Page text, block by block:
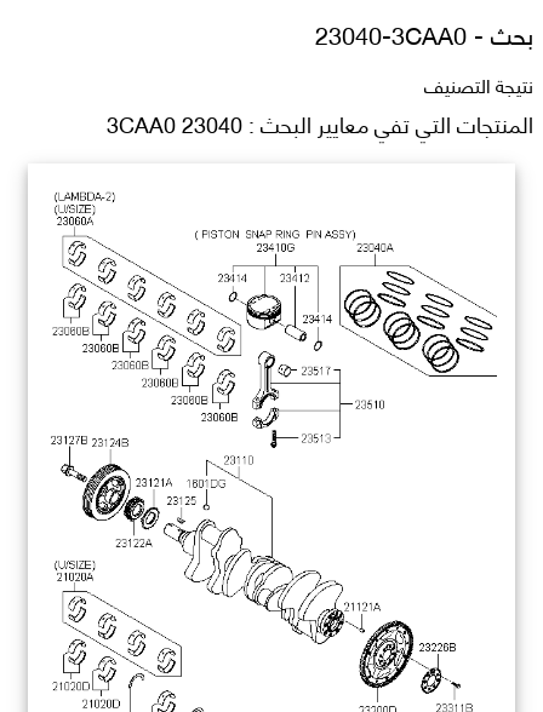
بحث -23040-3CAA0
نتيجة التصنيف
المنتجات التي تفي معايير البحث : 23040 3CAA0